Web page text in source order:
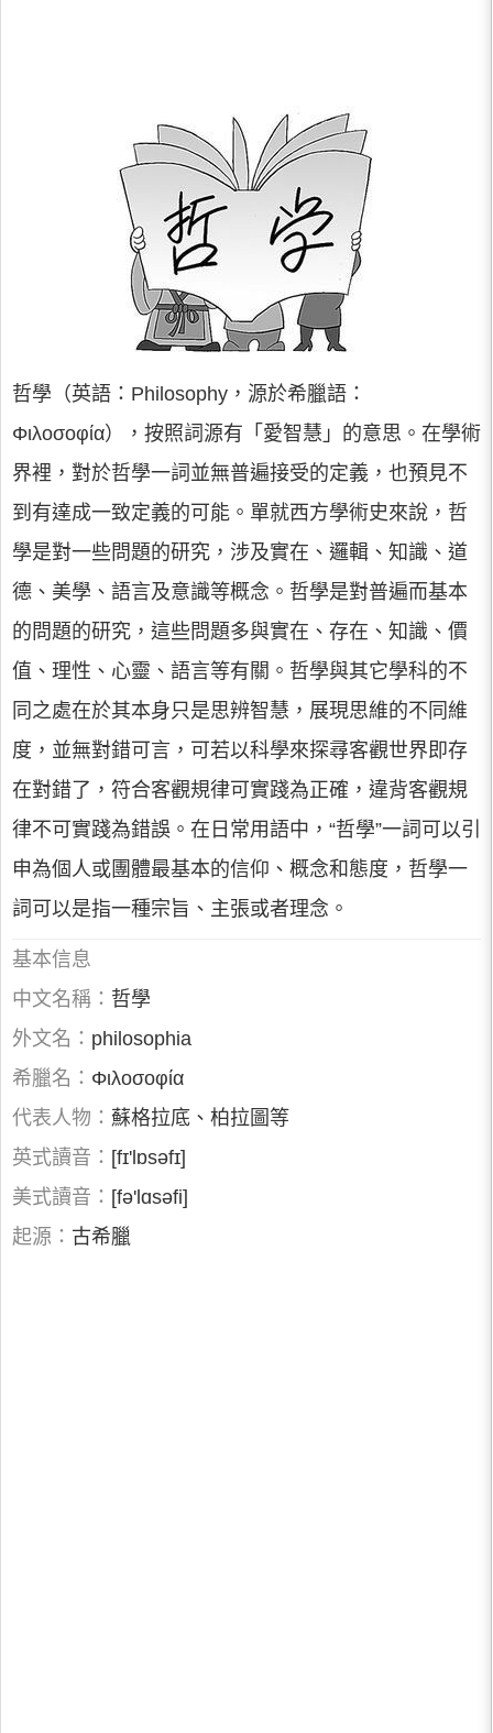
哲學（英語：Philosophy，源於希臘語：
Φιλοσοφία），按照詞源有「愛智慧」的意思。在學術
界裡，對於哲學一詞並無普遍接受的定義，也預見不
到有達成一致定義的可能。單就西方學術史來說，哲
學是對一些問題的研究，涉及實在、邏輯、知識、道
德、美學、語言及意識等概念。哲學是對普遍而基本
的問題的研究，這些問題多與實在、存在、知識、價
值、理性、心靈、語言等有關。哲學與其它學科的不
同之處在於其本身只是思辨智慧，展現思維的不同維
度，並無對錯可言，可若以科學來探尋客觀世界即存
在對錯了，符合客觀規律可實踐為正確，違背客觀規
律不可實踐為錯誤。在日常用語中，“哲學”一詞可以引
申為個人或團體最基本的信仰、概念和態度，哲學一
詞可以是指一種宗旨、主張或者理念。
基本信息
中文名稱： 哲學
外文名： philosophia
希臘名： Φιλοσοφία
代表人物： 蘇格拉底、柏拉圖等
英式讀音： [fɪ'lɒsəfɪ]
美式讀音： [fə'lɑsəfi]
起源： 古希臘